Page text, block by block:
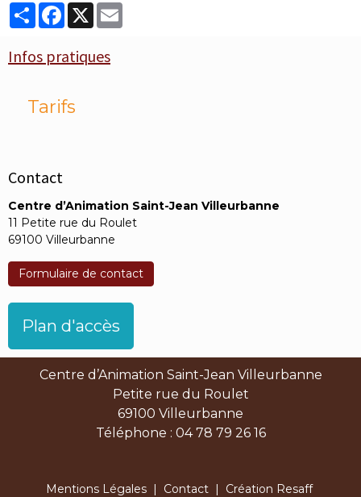
PartagerFacebook
X
Infos pratiques
Tarifs
Contact
Centre d’Animation Saint-Jean Villeurbanne
11 Petite rue du Roulet
69100 Villeurbanne
Formulaire de contact
Plan d'accès
Centre d’Animation Saint-Jean Villeurbanne
Petite rue du Roulet
69100 Villeurbanne
Téléphone : 04 78 79 26 16
Mentions Légales| Contact| Création Resaff